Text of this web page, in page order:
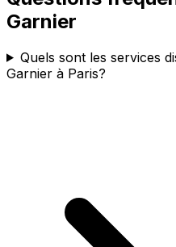
Garnier
Quels sont les services
Garnier à Paris?